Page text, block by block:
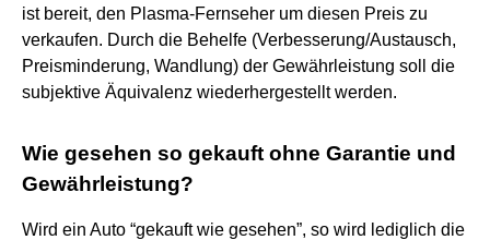
ist bereit, den Plasma-Fernseher um diesen Preis zu
verkaufen. Durch die Behelfe (Verbesserung/Austausch,
Preisminderung, Wandlung) der Gewährleistung soll die
subjektive Äquivalenz wiederhergestellt werden.
Wie gesehen so gekauft ohne Garantie und
Gewährleistung?
Wird ein Auto “gekauft wie gesehen”, so wird lediglich die